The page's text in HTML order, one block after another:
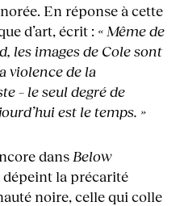
En réponse à cette
d’art, écrit : « Même de
les images de Cole sont
violence de la
– le seul degré de
est le temps. »
dans Below
dépeint la précarité
noire, celle qui colle